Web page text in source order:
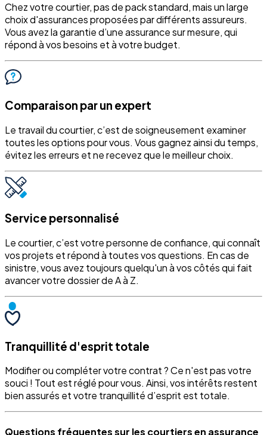
Chez votre courtier, pas de pack standard, mais un large
choix d'assurances proposées par différents assureurs.
Vous avez la garantie d’une assurance sur mesure, qui
répond à vos besoins et à votre budget.
Comparaison par un expert
Le travail du courtier, c’est de soigneusement examiner
toutes les options pour vous. Vous gagnez ainsi du temps,
évitez les erreurs et ne recevez que le meilleur choix.
Service personnalisé
Le courtier, c’est votre personne de confiance, qui connaît
vos projets et répond à toutes vos questions. En cas de
sinistre, vous avez toujours quelqu'un à vos côtés qui fait
avancer votre dossier de A à Z.
Tranquillité d'esprit totale
Modifier ou compléter votre contrat ? Ce n'est pas votre
souci ! Tout est réglé pour vous. Ainsi, vos intérêts restent
bien assurés et votre tranquillité d’esprit est totale.
Questions fréquentes sur les courtiers en assurance